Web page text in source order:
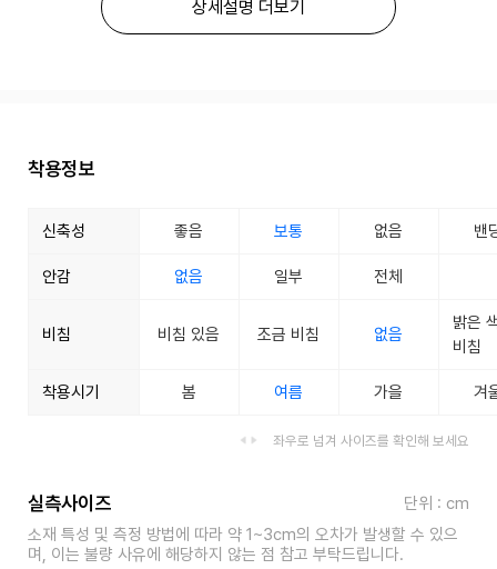
상세설명 더보기
착용정보
신축성 좋음 보통 없음 밴
안감 없음 일부 전체
비침 비침 있음 조금 비침 없음
밝은
비침
착용시기 봄 여름 가을 겨
좌우로 넘겨 사이즈를 확인해 보세요
실측사이즈
단위 : cm
소재 특성 및 측정 방법에 따라 약 1~3cm의 오차가 발생할 수 있으
며, 이는 불량 사유에 해당하지 않는 점 참고 부탁드립니다.